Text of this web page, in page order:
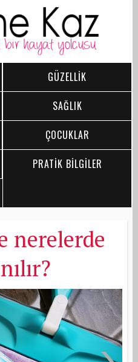
GÜZELLİK
SAĞLIK
ÇOCUKLAR
PRATİK BİLGİLER
nerelerde